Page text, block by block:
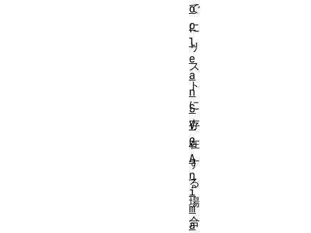
で
に
リ
ス
ト
に
存
在
す
る
場
合
o
o
l
e
a
n
S
V
G
A
n
i
m
a